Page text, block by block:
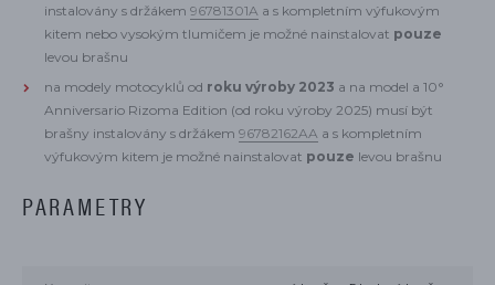
instalovány s držákem 96781301A a s kompletním výfukovým
kitem nebo vysokým tlumičem je možné nainstalovat pouze
levou brašnu
na modely motocyklů od roku výroby 2023 a na model a 10°
Anniversario Rizoma Edition (od roku výroby 2025) musí být
brašny instalovány s držákem 96782162AA a s kompletním
výfukovým kitem je možné nainstalovat pouze levou brašnu
PARAMETRY